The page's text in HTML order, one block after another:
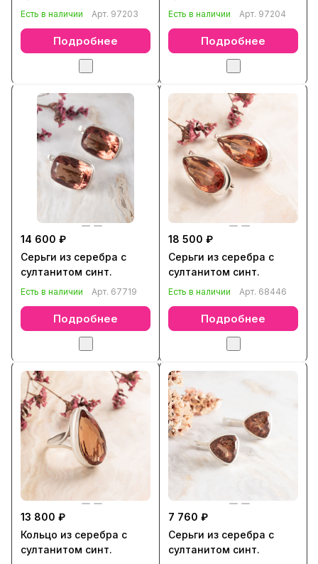
Есть в наличии Арт. 97203
Подробнее
Есть в наличии Арт. 97204
Подробнее
14 600 ₽
Серьги из серебра с
султанитом синт.
Есть в наличии Арт. 67719
Подробнее
18 500 ₽
Серьги из серебра с
султанитом синт.
Есть в наличии Арт. 68446
Подробнее
13 800 ₽
Кольцо из серебра с
султанитом синт.
7 760 ₽
Серьги из серебра с
султанитом синт.